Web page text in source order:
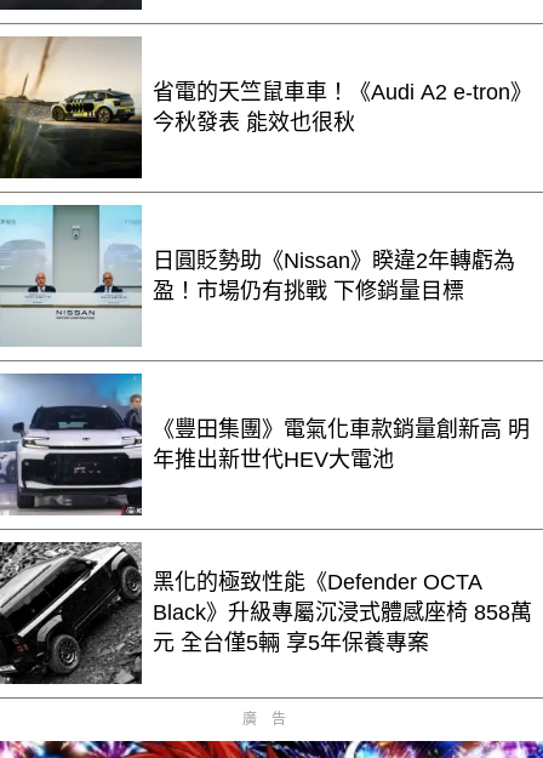
省電的天竺鼠車車！《Audi A2 e-tron》
今秋發表 能效也很秋
日圓貶勢助《Nissan》睽違2年轉虧為
盈！市場仍有挑戰 下修銷量目標
《豐田集團》電氣化車款銷量創新高 明
年推出新世代HEV大電池
黑化的極致性能《Defender OCTA
Black》升級專屬沉浸式體感座椅 858萬
元 全台僅5輛 享5年保養專案
廣告